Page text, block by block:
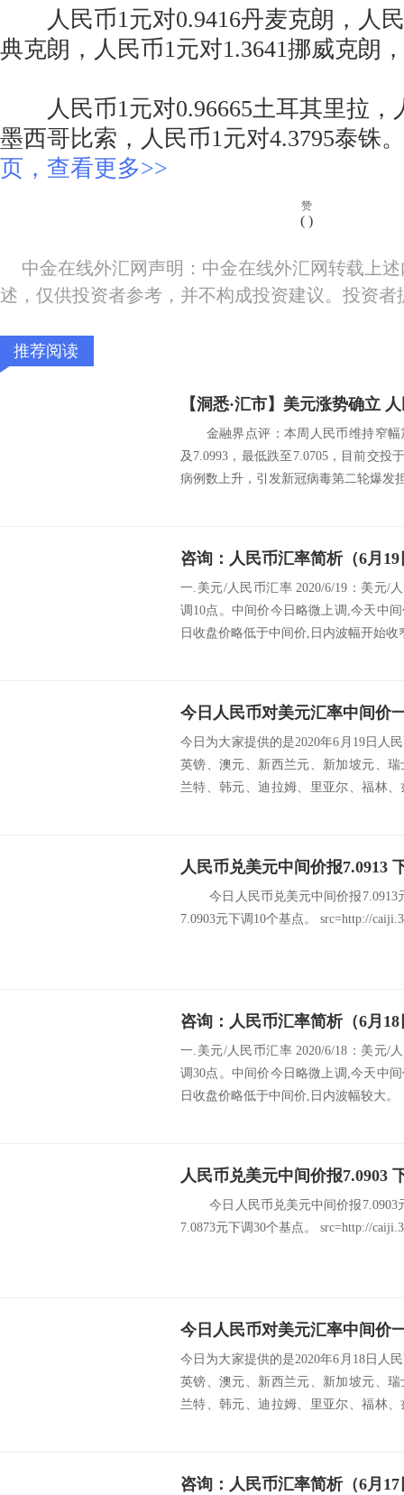
人民币1元对0.9416丹麦克朗，人民
典克朗，人民币1元对1.3641挪威克朗，
人民币1元对0.96665土耳其里拉，
墨西哥比索，人民币1元对4.3795泰铢
页，查看更多>>
赞
( )
中金在线外汇网声明：中金在线外汇网转载上
述，仅供投资者参考，并不构成投资建议。投资
推荐阅读
【洞悉·汇市】美元涨势确立
金融界点评：本周人民币维持窄幅
及7.0993，最低跌至7.0705，目前交投
病例数上升，引发新冠病毒第二轮爆发
咨询：人民币汇率简析（6月19
一.美元/人民币汇率 2020/6/19：美元/
调10点。中间价今日略微上调,今天中
日收盘价略低于中间价,日内波幅开始收
今日人民币对美元汇率中间价
今日为大家提供的是2020年6月19日人
英镑、澳元、新西兰元、新加坡元、
兰特、韩元、迪拉姆、里亚尔、福林
人民币兑美元中间价报7.0913
今日人民币兑美元中间价报7.0913
7.0903元下调10个基点。 src=http://
咨询：人民币汇率简析（6月18
一.美元/人民币汇率 2020/6/18：美元/
调30点。中间价今日略微上调,今天中
日收盘价略低于中间价,日内波幅较大。
人民币兑美元中间价报7.0903
今日人民币兑美元中间价报7.0903
7.0873元下调30个基点。 src=http://
今日人民币对美元汇率中间价
今日为大家提供的是2020年6月18日人
英镑、澳元、新西兰元、新加坡元、
兰特、韩元、迪拉姆、里亚尔、福林
咨询：人民币汇率简析（6月17